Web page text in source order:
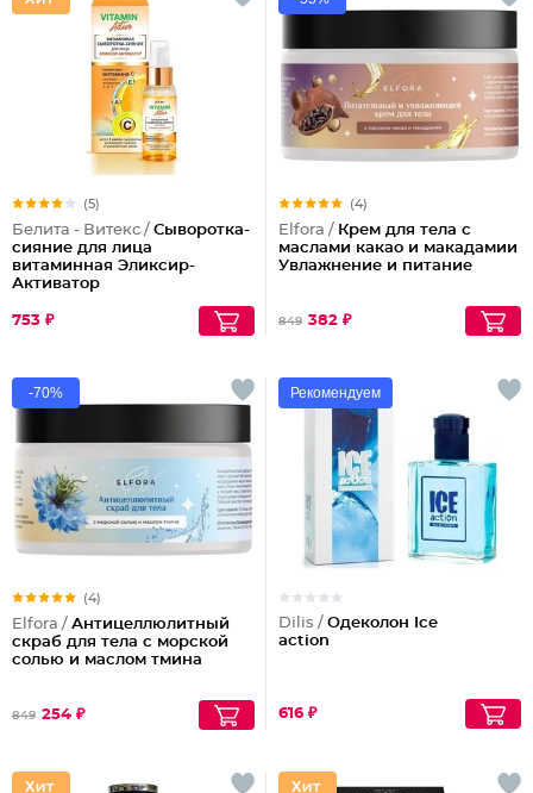
(5)
Белита - Витекс / Сыворотка-
сияние для лица
витаминная Эликсир-
Активатор
753 ₽
(4)
Elfora / Крем для тела с
маслами какао и макадамии
Увлажнение и питание
849 382 ₽
-70%
(4)
Elfora / Антицеллюлитный
скраб для тела с морской
солью и маслом тмина
849 254 ₽
Рекомендуем
Dilis / Одеколон Ice
action
616 ₽